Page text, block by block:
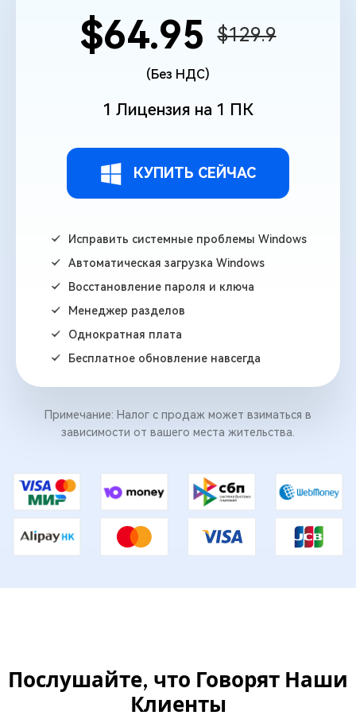
$64.95 $129.9
(Без НДС)
1 Лицензия на 1 ПК
КУПИТЬ СЕЙЧАС
Исправить системные проблемы Windows
Автоматическая загрузка Windows
Восстановление пароля и ключа
Менеджер разделов
Однократная плата
Бесплатное обновление навсегда
Примечание: Налог с продаж может взиматься в
зависимости от вашего места жительства.
Послушайте, что Говорят Наши
Клиенты